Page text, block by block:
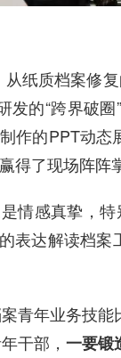
纸质档案修
发的“跨界破
作的PPT动
了现场阵阵
情感真挚，
表达解读档
青年业务技
干部，一要锻